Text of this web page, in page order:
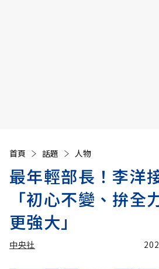
首頁 話題 人物
最年輕部長！李洋
「初心不變、拚全
更強大」
中央社